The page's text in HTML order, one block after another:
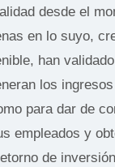
desde el
en lo suyo,
han
los ingresos
para dar de
empleados y
de